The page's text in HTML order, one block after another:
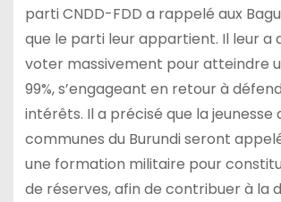
parti CNDD-FDD a rappelé aux
que le parti leur appartient. Il leur a
voter massivement pour atteindre
99%, s’engageant en retour à
intérêts. Il a précisé que la jeunesse
communes du Burundi seront
une formation militaire pour
de réserves, afin de contribuer à la